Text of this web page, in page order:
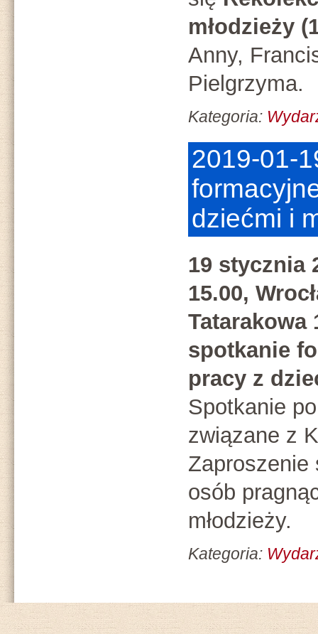
młodzieży
Anny,
Pielgrzyma.
Kategoria:
2019-01-
dziećmi i
19 stycznia
15.00,
Tatarakowa
spotkanie
pracy z
Spotkanie
związane z
Zaproszenie
osób
młodzieży.
Kategoria: